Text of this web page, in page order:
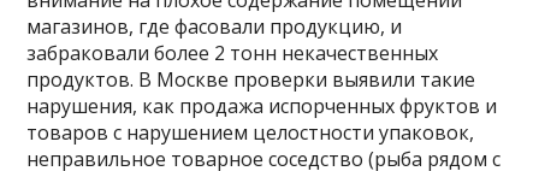
магазинов, где фасовали продукцию, и
забраковали более 2 тонн некачественных
продуктов. В Москве проверки выявили такие
нарушения, как продажа испорченных фруктов и
товаров с нарушением целостности упаковок,
неправильное товарное соседство (рыба рядом с